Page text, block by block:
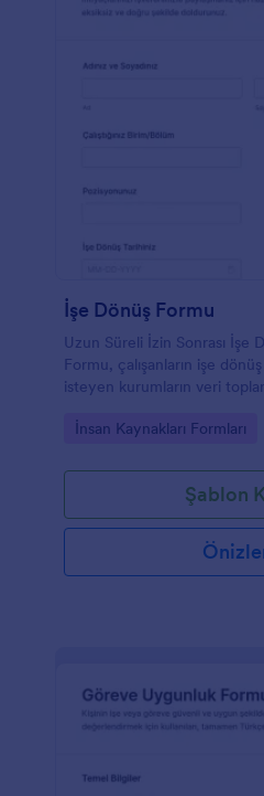
İşe Dönüş Formu
Uzun Süreli İzin Sonrası İşe
Formu, çalışanların işe
isteyen kurumların veri
Go to Category:
İnsan Kaynakları Formları
Şablon